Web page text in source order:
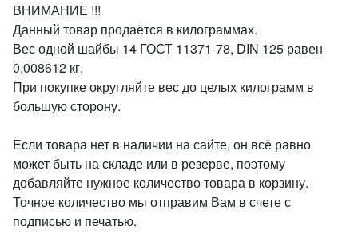
ВНИМАНИЕ !!!
Данный товар продаётся в килограммах.
Вес одной шайбы 14 ГОСТ 11371-78, DIN 125 равен
0,008612 кг.
При покупке округляйте вес до целых килограмм в
большую сторону.
Если товара нет в наличии на сайте, он всё равно
может быть на складе или в резерве, поэтому
добавляйте нужное количество товара в корзину.
Точное количество мы отправим Вам в счете с
подписью и печатью.